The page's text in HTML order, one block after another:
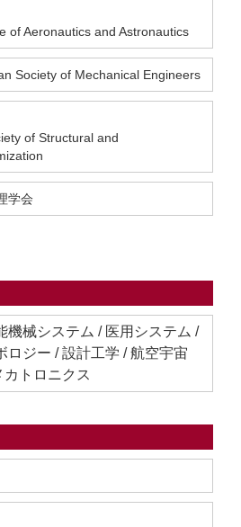
of Aeronautics and Astronautics
Society of Mechanical Engineers
of Structural and
学会
機械システム / 医用システム /
ロジー / 設計工学 / 航空宇宙
カトロニクス